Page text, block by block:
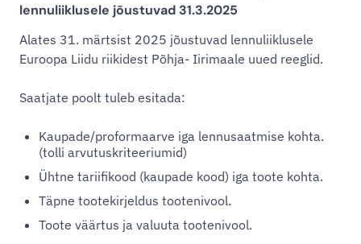
lennuliiklusele jõustuvad 31.3.2025
Alates 31. märtsist 2025 jõustuvad lennuliiklusele
Euroopa Liidu riikidest Põhja- Iirimaale uued reeglid.
Saatjate poolt tuleb esitada:
Kaupade/proformaarve iga lennusaatmise kohta.
(tolli arvutuskriteeriumid)
Ühtne tariifikood (kaupade kood) iga toote kohta.
Täpne tootekirjeldus tootenivool.
Toote väärtus ja valuuta tootenivool.